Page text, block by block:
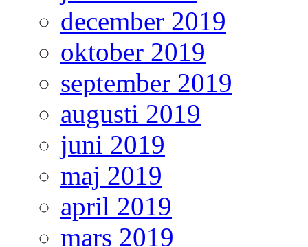
december 2019
oktober 2019
september 2019
augusti 2019
juni 2019
maj 2019
april 2019
mars 2019